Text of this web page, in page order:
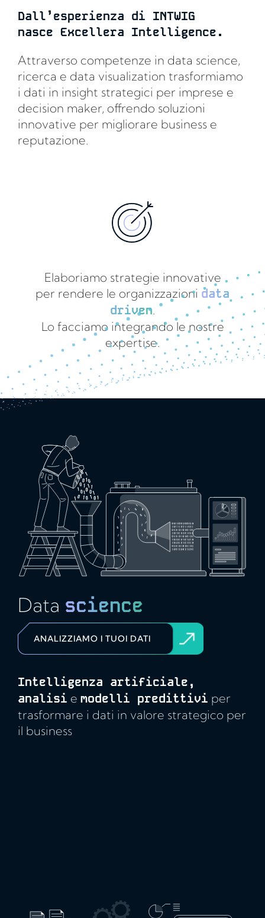
Dall’esperienza di INTWIG
nasce Excellera Intelligence.
Attraverso competenze in data science,
ricerca e data visualization trasformiamo
i dati in insight strategici per imprese e
decision maker, offrendo soluzioni
innovative per migliorare business e
reputazione.
Elaboriamo strategie innovative
per rendere le organizzazioni data
driven
Lo facciamo integrando le nostre
expertise.
Data science
ANALIZZIAMO I TUOI DATI
Intelligenza artificiale,
analisi e modelli predittivi per
trasformare i dati in valore strategico per
il business